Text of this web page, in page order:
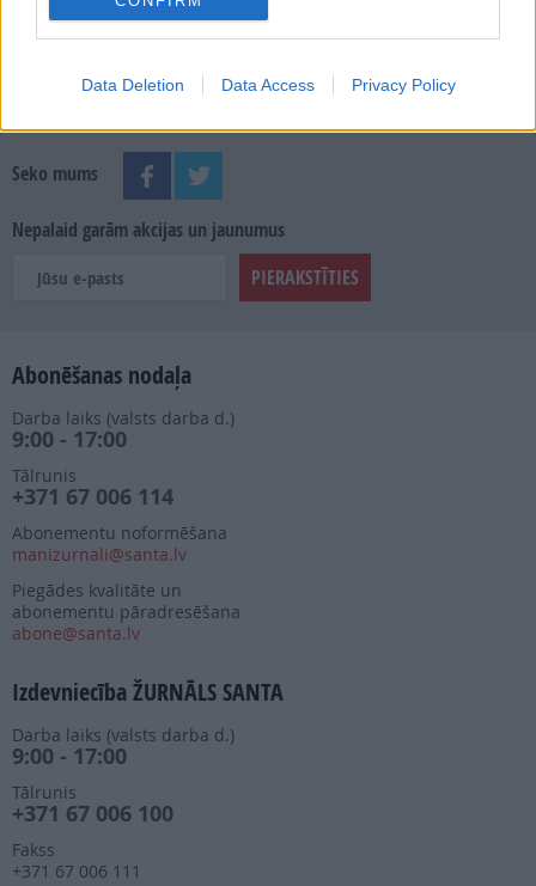
Data Deletion Data Access Privacy Policy
Seko mums
Nepalaid garām akcijas un jaunumus
Abonēšanas nodaļa
Darba laiks (valsts darba d.)
9:00 - 17:00
Tālrunis
+371 67 006 114
Abonementu noformēšana
manizurnali@santa.lv
Piegādes kvalitāte un
abonementu pāradresēšana
abone@santa.lv
Izdevniecība ŽURNĀLS SANTA
Darba laiks (valsts darba d.)
9:00 - 17:00
Tālrunis
+371 67 006 100
Fakss
+371 67 006 111